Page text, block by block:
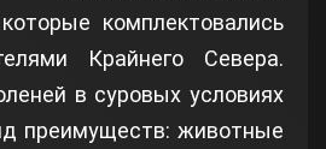
комплектовались
Крайнего Севера.
в суровых условиях
преимуществ: животные